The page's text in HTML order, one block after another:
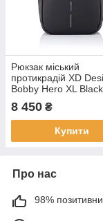
Рюкзак міський
протикрадій XD
Bobby Hero XL Black
(чорний)
8 450 ₴
Купити
Про нас
98%